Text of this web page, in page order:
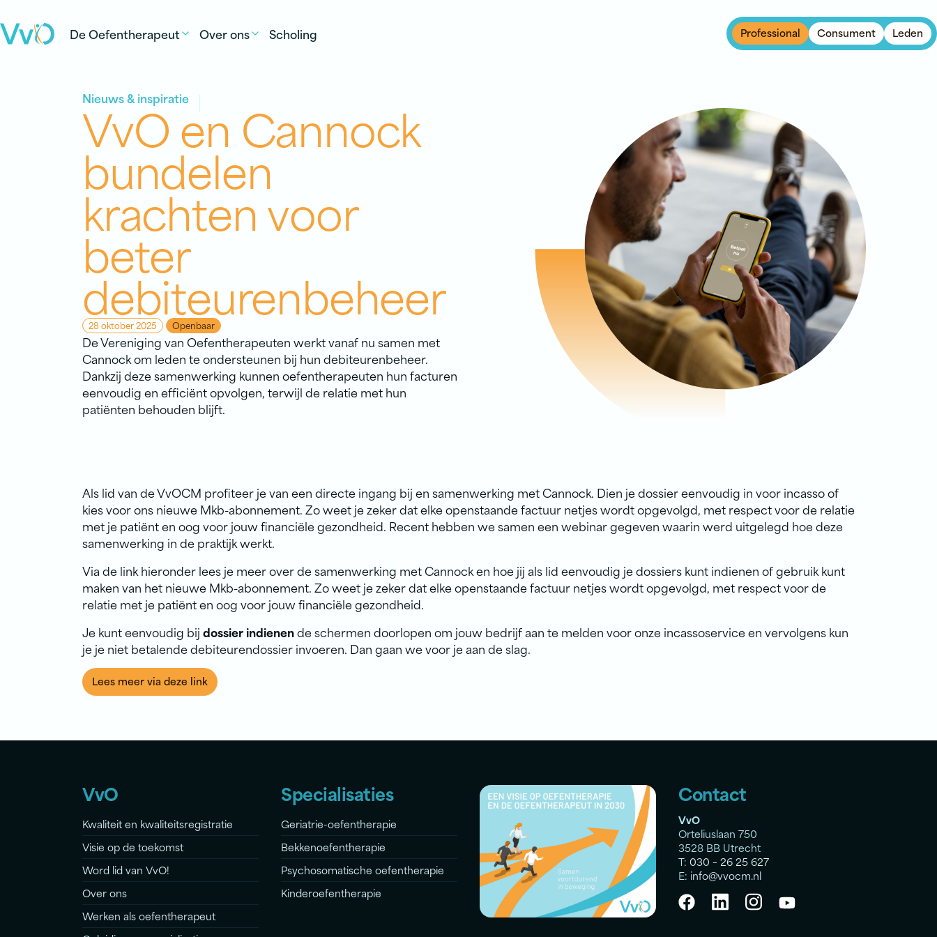
Ga naar de inhoudDe Oefentherapeut Over ons Scholing Professional Consument Leden
Nieuws & inspiratie
VvO en Cannock
bundelen
krachtenvoor
beter
debiteurenbeheer
28 oktober 2025 openbaar
De Vereniging van Oefentherapeuten werkt vanaf nu samen met
Cannock om leden te ondersteunen bij hun debiteurenbeheer.
Dankzij deze samenwerking kunnen oefentherapeuten hun facturen
eenvoudig en efficiënt opvolgen, terwijl de relatie met hun
patiënten behouden blijft.
Als lid van de VvOCM profiteer je van een directe ingang bij en samenwerking met Cannock. Dien je dossier eenvoudig in voor incasso of
kies voor ons nieuwe Mkb-abonnement. Zo weet je zeker dat elke openstaande factuur netjes wordt opgevolgd, met respect voor de relatie
met je patiënt en oog voor jouw financiële gezondheid. Recent hebben we samen een webinar gegeven waarin werd uitgelegd hoe deze
samenwerking in de praktijk werkt.
Via de link hieronder lees je meer over de samenwerking met Cannock en hoe jij als lid eenvoudig je dossiers kunt indienen of gebruik kunt
maken van het nieuwe Mkb-abonnement. Zo weet je zeker dat elke openstaande factuur netjes wordt opgevolgd, met respect voor de
relatie met je patiënt en oog voor jouw financiële gezondheid.
Je kunt eenvoudig bijdossier indienende schermen doorlopen om jouw bedrijf aan te melden voor onze incassoservice en vervolgens kun
je je niet betalende debiteurendossier invoeren. Dan gaan we voor je aan de slag.
Lees meer via deze link
VvO
Kwaliteit en kwaliteitsregistratie
Visie op de toekomst
Word lid van VvO!
Over ons
Werken als oefentherapeut
Specialisaties
Geriatrie-oefentherapie
Bekkenoefentherapie
Psychosomatische oefentherapie
Kinderoefentherapie
Contact
VvO
Orteliuslaan 750
3528 BB Utrecht
T: 030 – 26 25 627
E: info@vvocm.nl